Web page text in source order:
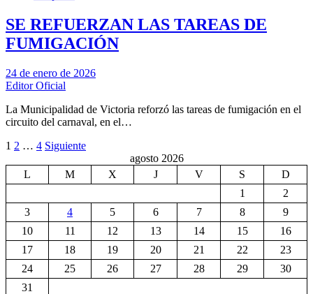
SE REFUERZAN LAS TAREAS DE
FUMIGACIÓN
24 de enero de 2026
Editor Oficial
La Municipalidad de Victoria reforzó las tareas de fumigación en el
circuito del carnaval, en el…
Paginación
de
entradas
1 2 … 4 Siguiente
agosto 2026
L
M X J V S
D
1
2
3
4 5 6 7 8
9
10
11 12 13 14 15
16
17
18 19 20 21 22
23
24
25 26 27 28 29
30
31